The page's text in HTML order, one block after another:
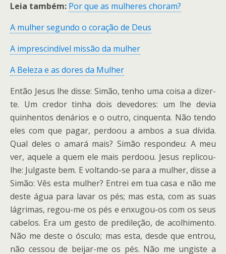
Leia também: Por que as mulheres choram?
A mulher segundo o coração de Deus
A imprescindível missão da mulher
A Beleza e as dores da Mulher
Então Jesus lhe disse: Simão, tenho uma coisa a dizer-
te. Um credor tinha dois devedores: um lhe devia
quinhentos denários e o outro, cinquenta. Não tendo
eles com que pagar, perdoou a ambos a sua dívida.
Qual deles o amará mais? Simão respondeu: A meu
ver, aquele a quem ele mais perdoou. Jesus replicou-
lhe: Julgaste bem. E voltando-se para a mulher, disse a
Simão: Vês esta mulher? Entrei em tua casa e não me
deste água para lavar os pés; mas esta, com as suas
lágrimas, regou-me os pés e enxugou-os com os seus
cabelos. Era um gesto de predileção, de acolhimento.
Não me deste o ósculo; mas esta, desde que entrou,
não cessou de beijar-me os pés. Não me ungiste a